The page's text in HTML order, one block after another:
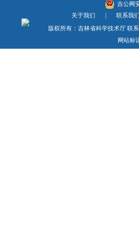
吉公网
关于我们
联系我
版权所有：吉林省科学技术厅 联
网站标